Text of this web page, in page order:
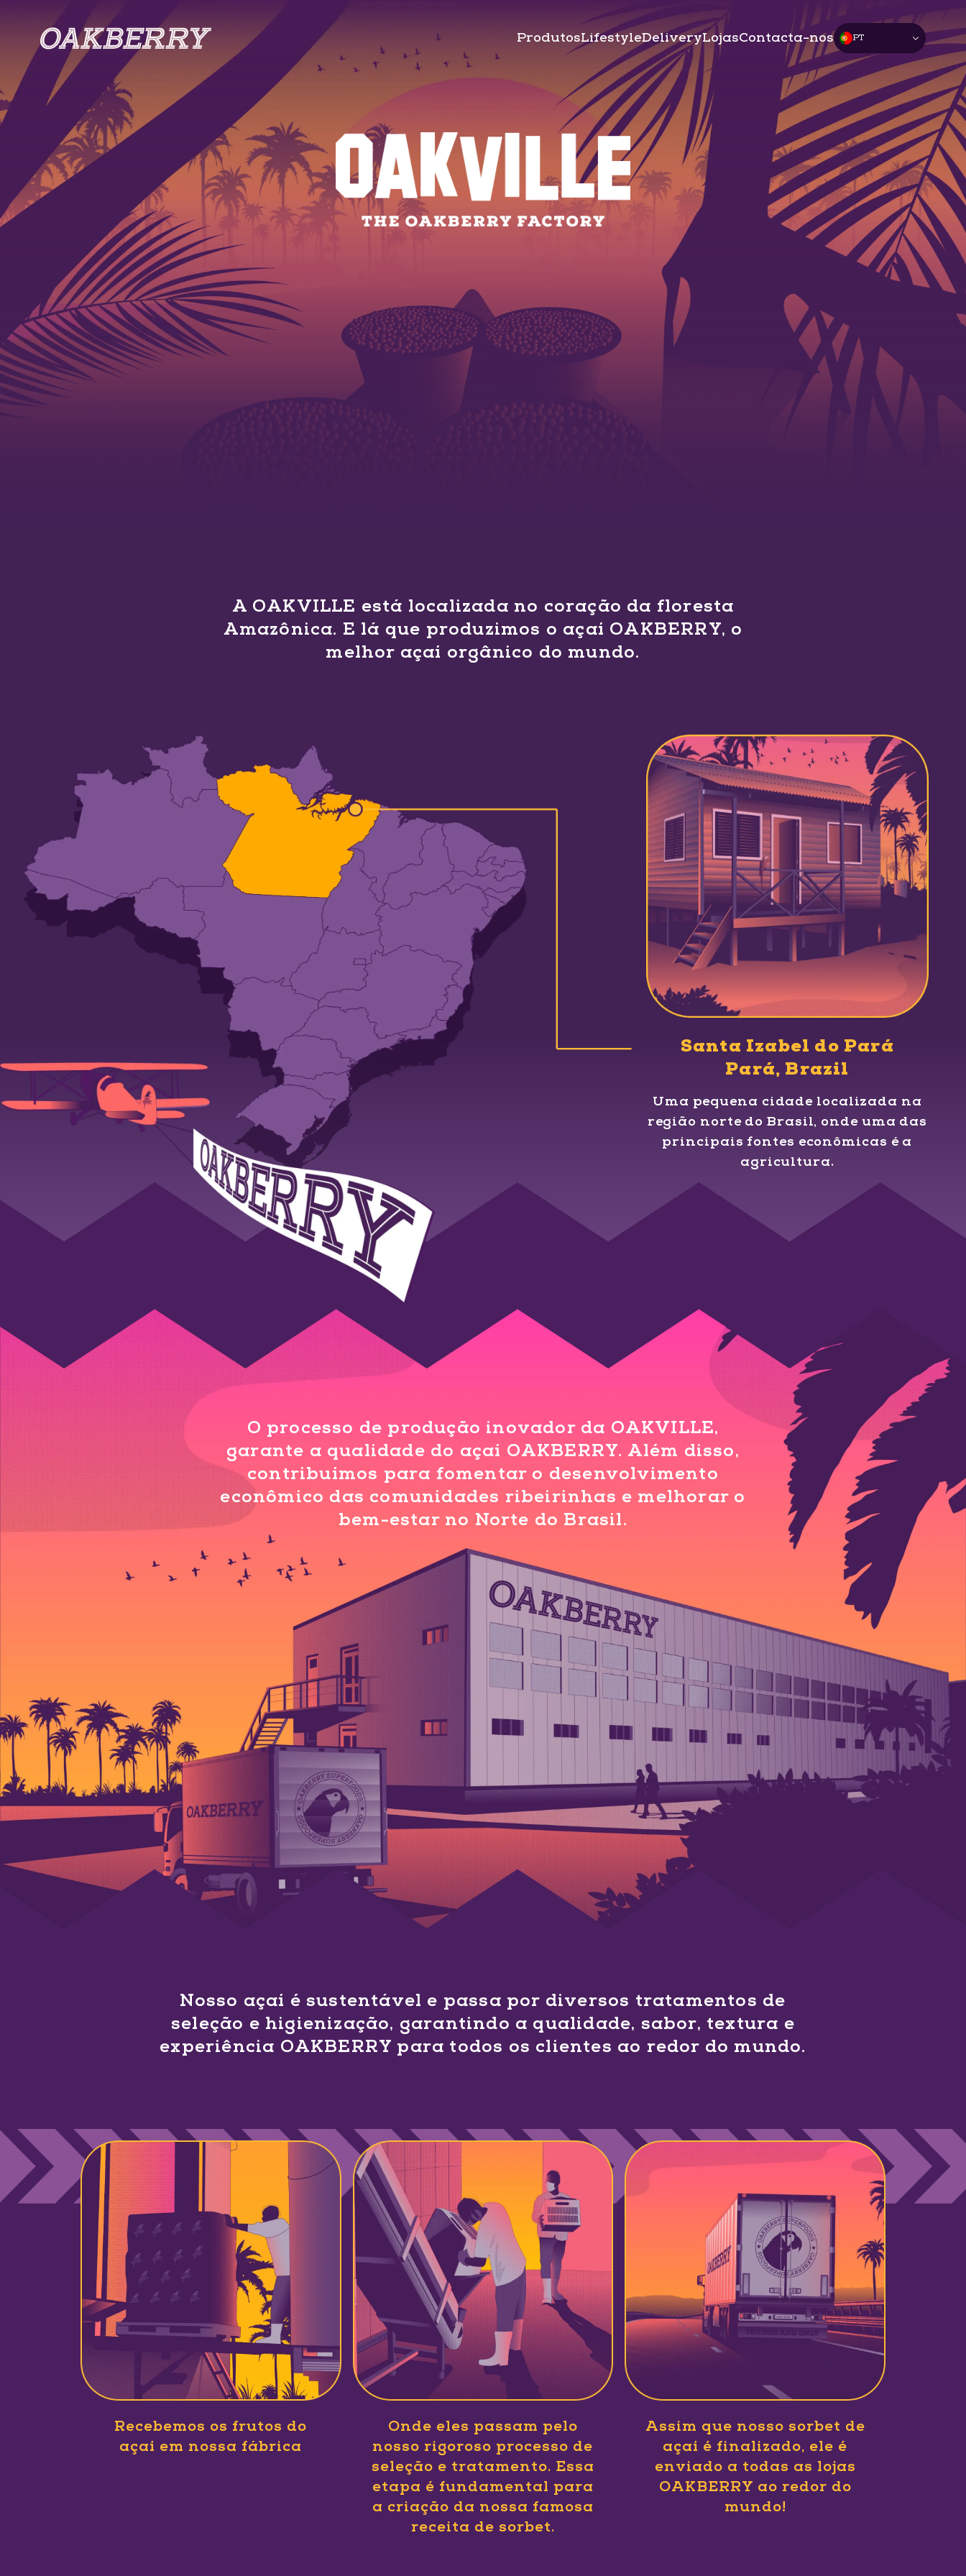
ProdutosLifestyleDeliveryLojasContacta-nos PT
A OAKVILLE está localizada no coração da floresta
Amazônica. E lá que produzimos o açaí OAKBERRY, o
melhor açaí orgânico do mundo.
Santa Izabel do Pará
Pará, Brazil
Uma pequena cidade localizada na
região norte do Brasil, onde uma das
principais fontes econômicas é a
agricultura.
O processo de produção inovador da OAKVILLE,
garante a qualidade do açaí OAKBERRY. Além disso,
contribuímos para fomentar o desenvolvimento
econômico das comunidades ribeirinhas e melhorar o
bem-estar no Norte do Brasil.
Nosso açaí é sustentável e passa por diversos tratamentos de
seleção e higienização, garantindo a qualidade, sabor, textura e
experiência OAKBERRY para todos os clientes ao redor do mundo.
Recebemos os frutos do
açaí em nossa fábrica
Onde eles passam pelo
nosso rigoroso processo de
seleção e tratamento. Essa
etapa é fundamental para
a criação da nossa famosa
receita de sorbet.
Assim que nosso sorbet de
açaí é finalizado, ele é
enviado a todas as lojas
OAKBERRY ao redor do
mundo!